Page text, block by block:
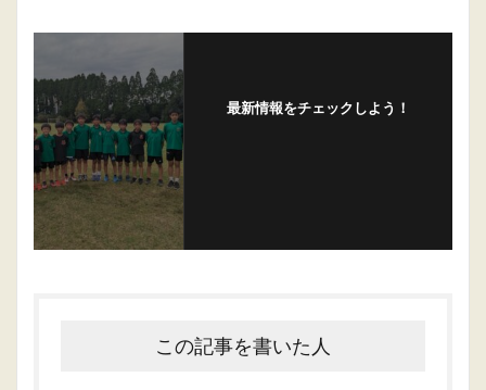
最新情報をチェックしよう！
この記事を書いた人